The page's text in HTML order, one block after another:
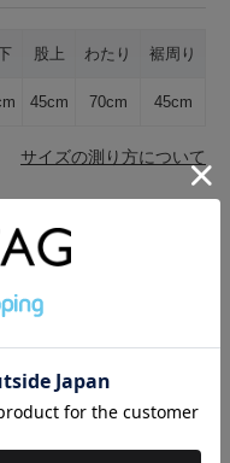
股上 わたり 裾周り
45cm 70cm 45cm
サイズの測り方について
あり